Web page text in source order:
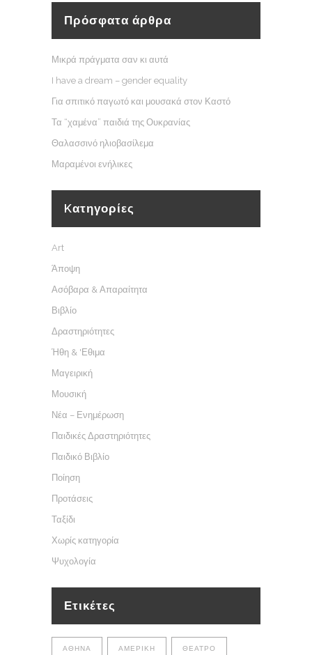
Πρόσφατα άρθρα
Μικρά πράγματα σαν κι αυτά
I have a dream – gender equality
Για σπιτικό παγωτό και μουσακά στον Καστό
Τα “χαμένα” παιδιά της Ουκρανίας
Θαλασσινό ηλιοβασίλεμα
Μαραμένοι ενήλικες
Kατηγορίες
Art
Άποψη
Ασόβαρα & Απαραίτητα
Βιβλίο
Δραστηριότητες
Ήθη & 'Εθιμα
Μαγειρική
Μουσική
Νέα – Ενημέρωση
Παιδικές Δραστηριότητες
Παιδικό Βιβλίο
Ποίηση
Προτάσεις
Ταξίδι
Χωρίς κατηγορία
Ψυχολογία
Ετικέτες
ΑΘΉΝΑ ΑΜΕΡΙΚΉ ΘΈΑΤΡΟ